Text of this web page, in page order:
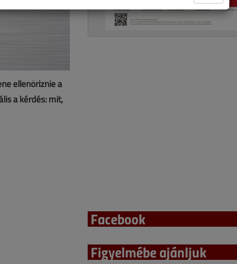
ellenőriznie a
a kérdés: mit,
Facebook
Figyelmébe ajánljuk